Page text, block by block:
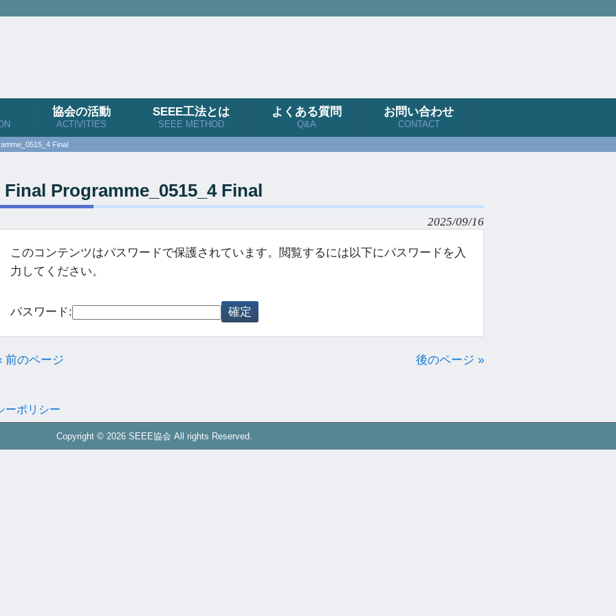
協会の活動
ACTIVITIES
SEEE工法とは
SEEE METHOD
よくある質問
Q&A
お問い合わせ
CONTACT
Final
Final Programme_0515_4 Final
2025/09/16
このコンテンツはパスワードで保護されています。閲覧するには以下にパスワードを入
力してください。
パスワード:
前のページ 後のページ »
ーポリシー
Copyright © 2026 SEEE協会 All rights Reserved.